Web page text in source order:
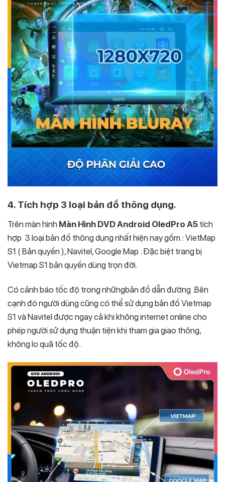
4. Tích hợp 3 loại bản đồ thông dụng.
Trên màn hình Màn Hình DVD Android OledPro A5 tích
hợp 3 loại bản đồ thông dụng nhất hiện nay gồm : VietMap
S1 ( Bản quyền ), Navitel, Google Map . Đặc biệt trang bị
Vietmap S1 bản quyền dùng trọn đời.
Có cảnh báo tốc độ trong nhữngbản đồ dẫn đường .Bên
cạnh đó người dùng cũng có thể sử dụng bản đồ Vietmap
S1 và Navitel được ngay cả khi không internet online cho
phép người sử dụng thuận tiện khi tham gia giao thông,
không lo quã tốc độ.